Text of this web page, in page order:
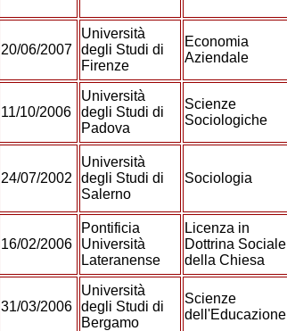
20/06/2007
Università
degli Studi di
Firenze
Economia
Aziendale
11/10/2006
Università
degli Studi di
Padova
Scienze
Sociologiche
24/07/2002
Università
degli Studi di
Salerno
Sociologia
16/02/2006
Pontificia
Università
Lateranense
Licenza in
Dottrina Sociale
della Chiesa
31/03/2006
Università
degli Studi di
Bergamo
Scienze
dell'Educazione